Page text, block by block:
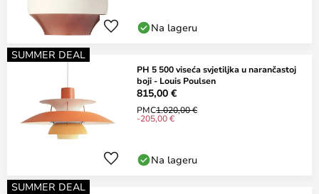
Na lageru
SUMMER DEAL
PH 5 500 viseća svjetiljka u narančastoj
boji - Louis Poulsen
815,00 €
PMC1.020,00 €
-205,00 €
Na lageru
SUMMER DEAL